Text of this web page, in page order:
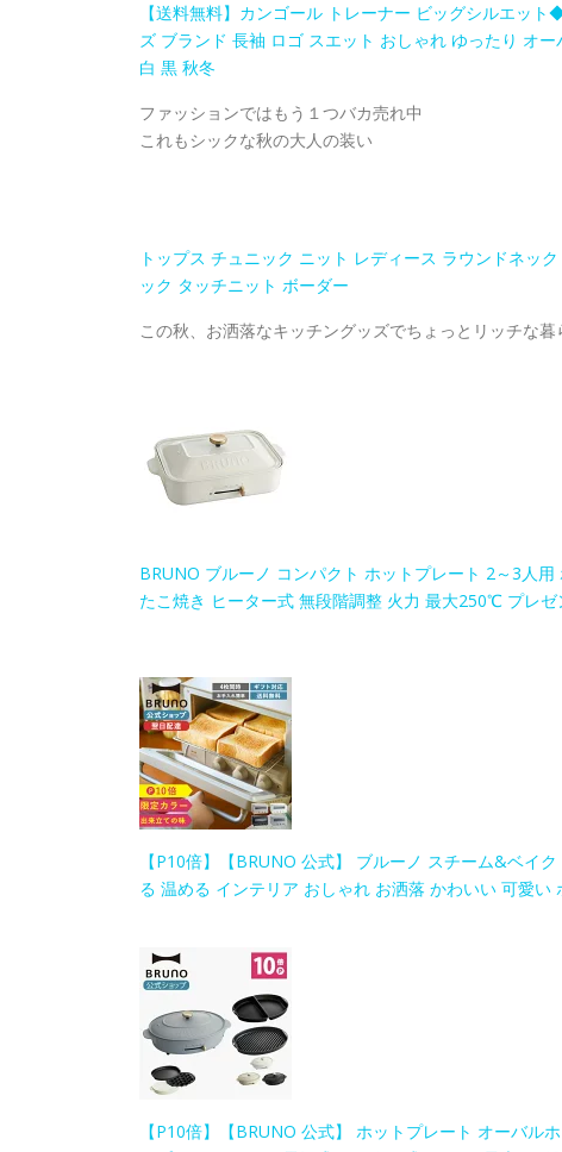
【送料無料】カンゴール トレーナー ビッグシルエッ
ズ ブランド 長袖 ロゴ スエット おしゃれ ゆったり オ
白 黒 秋冬
ファッションではもう１つバカ売れ中
これもシックな秋の大人の装い
トップス チュニック ニット レディース ラウンドネッ
ック タッチニット ボーダー
この秋、お洒落なキッチングッズでちょっとリッチな暮
BRUNO ブルーノ コンパクト ホットプレート 2～3人
たこ焼き ヒーター式 無段階調整 火力 最大250℃ プレ
【P10倍】【BRUNO 公式】 ブルーノ スチーム&ベイ
る 温める インテリア おしゃれ お洒落 かわいい 可愛い
【P10倍】【BRUNO 公式】 ホットプレート オーバ